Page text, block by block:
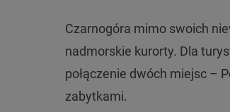
Czarnogóra mimo swoich
nadmorskie kurorty. Dla
połączenie dwóch miejsc –
zabytkami.